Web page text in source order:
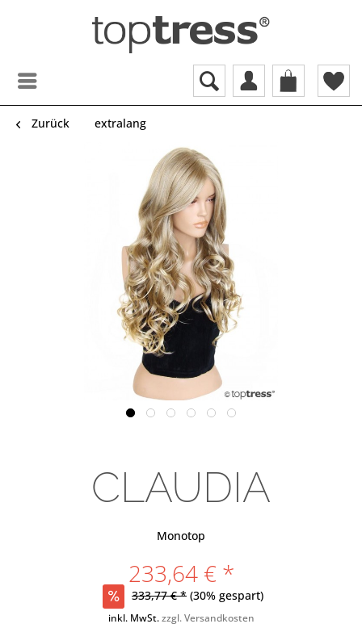
Zurück extralang
CLAUDIA
Monotop
233,64 € *
333,77 € * (30% gespart)
inkl. MwSt.zzgl. Versandkosten